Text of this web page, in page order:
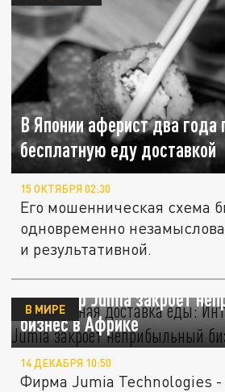
В Японии аферист два года
бесплатную еду доставкой
15 ОКТЯБРЯ 02:30
Его мошенническая схема
одновременно
и результативной.
Невыгодная доставка еды:
ритейлер Jumia закроет
бизнес в Африке
В МИРЕ
14 ДЕКАБРЯ 10:50
Фирма Jumia Technologies